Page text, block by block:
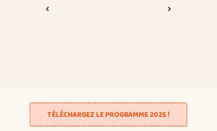
TÉLÉCHARGEZ LE PROGRAMME 2025 !